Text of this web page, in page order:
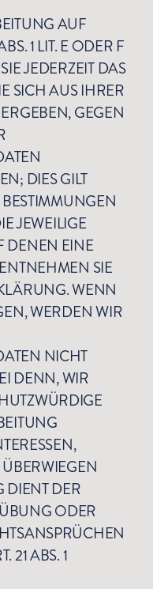
AUF
1 LIT. E ODER F
JEDERZEIT DAS
SICH AUS IHRER
GEGEN
DIES GILT
JEWEILIGE
DENEN EINE
SIE
WENN
WERDEN WIR
NICHT
DENN, WIR
DIENT DER
ODER
21 ABS. 1